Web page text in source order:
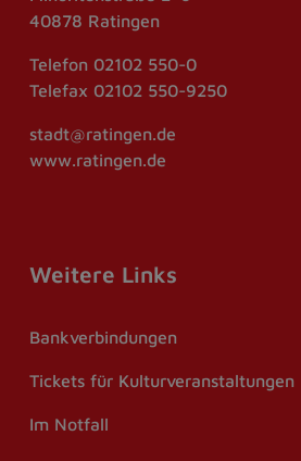
40878 Ratingen
Telefon 02102 550-0
Telefax 02102 550-9250
stadt@ratingen.de
www.ratingen.de
Weitere Links
Bankverbindungen
Tickets für Kulturveranstaltungen
Im Notfall